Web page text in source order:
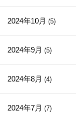
2024年10月 (5)
2024年9月 (5)
2024年8月 (4)
2024年7月 (7)